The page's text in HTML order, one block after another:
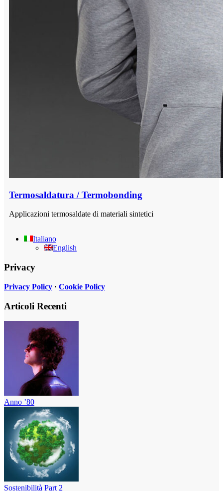
Termosaldatura / Termobonding
Applicazioni termosaldate di materiali sintetici
Italiano
English
Privacy
Privacy Policy · Cookie Policy
Articoli Recenti
Anno ’80
Sostenibilità Part 2